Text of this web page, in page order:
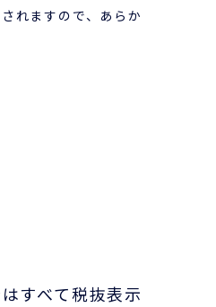
れますので、あらか
すべて税抜表示